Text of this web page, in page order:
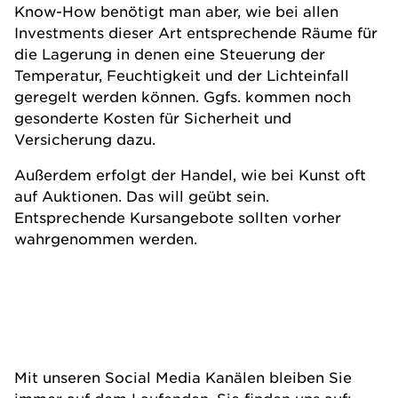
Know-How benötigt man aber, wie bei allen
Investments dieser Art entsprechende Räume für
die Lagerung in denen eine Steuerung der
Temperatur, Feuchtigkeit und der Lichteinfall
geregelt werden können. Ggfs. kommen noch
gesonderte Kosten für Sicherheit und
Versicherung dazu.
Außerdem erfolgt der Handel, wie bei Kunst oft
auf Auktionen. Das will geübt sein.
Entsprechende Kursangebote sollten vorher
wahrgenommen werden.
Mit unseren Social Media Kanälen bleiben Sie